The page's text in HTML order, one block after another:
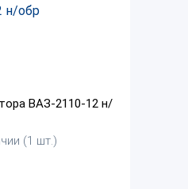
ВАЗ-2110-12 н/
(1 шт.)